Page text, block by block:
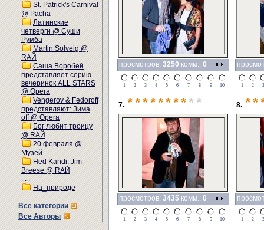
St. Patrick's Carnival
@ Pacha
Латинские
четверги @ Суши
Румба
Martin Solveig @
RАЙ
Саша Воробей
представляет серию
вечеринок ALL STARS
@ Opera
Vengerov & Fedoroff
представляют: Зима
off @ Opera
Бог любит троицу
@ RAЙ
20 февраля @
Музей
Hed Kandi: Jim
Breese @ RAЙ
. . .
На_природе
Все категории
Все Авторы
просмотров: 3250 комм.: 0
1 2 3 4 5 6 7 8 9 10 1 2 3
7. ******** **
просмотров: 3435 комм.: 0
1 2 3 4 5 6 7 8 9 10
8.
1 2 3